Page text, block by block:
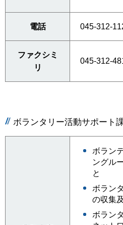
電話 045-312-
ファクシミ
リ
045-312-
ボランタリー活動サポート
ボラン
ングル
と
ボラン
の収集
ボラン